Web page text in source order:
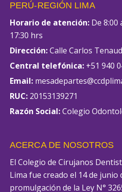
PERÚ-REGIÓN LIMA
Horario de atención: De 8:00
17:30 hrs
Dirección:Calle Carlos
Central telefónica: +51 940
Email:
RUC: 20153139271
Razón Social:Colegio
ACERCA DE NOSOTROS
El Colegio de Cirujanos
Lima fue creado el 14 de junio
promulgación de la Ley N°